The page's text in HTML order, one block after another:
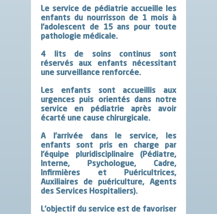
Le service de pédiatrie accueille les
enfants du nourrisson de 1 mois à
l’adolescent de 15 ans pour toute
pathologie médicale.
4 lits de soins continus sont
réservés aux enfants nécessitant
une surveillance renforcée.
Les enfants sont accueillis aux
urgences puis orientés dans notre
service en pédiatrie après avoir
écarté une cause chirurgicale.
A l’arrivée dans le service, les
enfants sont pris en charge par
l’équipe pluridisciplinaire (Pédiatre,
Interne, Psychologue, Cadre,
Infirmières et Puéricultrices,
Auxiliaires de puériculture, Agents
des Services Hospitaliers).
L’objectif du service est de favoriser